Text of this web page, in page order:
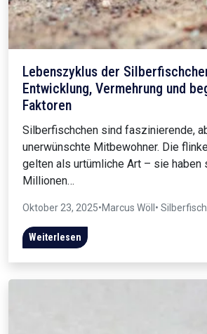
Lebenszyklus der
Entwicklung, Vermehrung und
Faktoren
Silberfischchen sind faszinierende,
unerwünschte Mitbewohner. Die
gelten als urtümliche Art – sie haben
Millionen…
Oktober 23, 2025•Marcus Wöll •
Weiterlesen